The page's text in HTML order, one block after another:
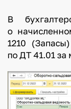
В
о
1210
по ДТ 41.01